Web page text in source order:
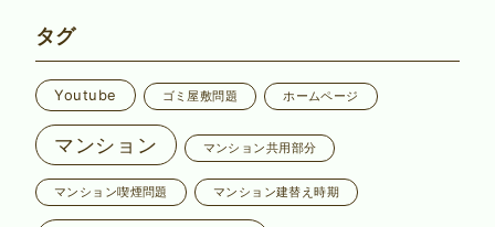
タグ
Youtube ゴミ屋敷問題 ホームページ
マンション マンション共用部分
マンション喫煙問題 マンション建替え時期